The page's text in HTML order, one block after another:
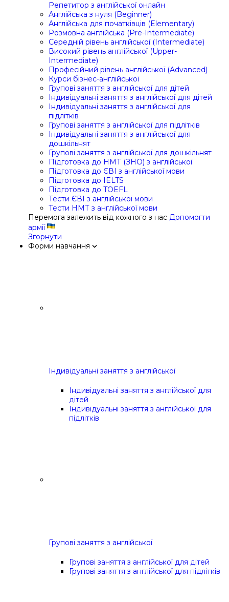
Репетитор з англійської онлайн
Англійська з нуля (Beginner)
Англійська для початківців (Elementary)
Розмовна англійська (Pre-Intermediate)
Середній рівень англійської (Intermediate)
Високий рівень англійської (Upper-
Intermediate)
Професійний рівень англійської (Advanced)
Курси бізнес-англійської
Групові заняття з англійської для дітей
Індивідуальні заняття з англійської для дітей
Індивідуальні заняття з англійської для
підлітків
Групові заняття з англійської для підлітків
Індивідуальні заняття з англійської для
дошкільнят
Групові заняття з англійської для дошкільнят
Підготовка до НМТ (ЗНО) з англійської
Підготовка до ЄВІ з англійської мови
Підготовка до IELTS
Підготовка до TOEFL
Тести ЄВІ з англійської мови
Тести НМТ з англійської мови
Перемога залежить від кожного з нас Допомогти
армії
Згорнути
Форми навчання
Індивідуальні заняття з англійської
Індивідуальні заняття з англійської для
дітей
Індивідуальні заняття з англійської для
підлітків
Групові заняття з англійської
Групові заняття з англійської для дітей
Групові заняття з англійської для підлітків